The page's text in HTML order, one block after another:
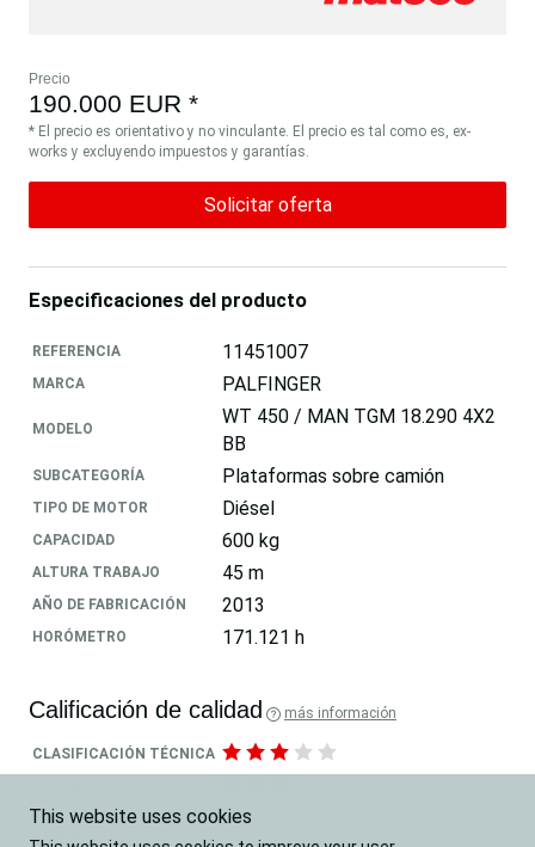
Precio
190.000 EUR *
* El precio es orientativo y no vinculante. El precio es tal como es, ex-
works y excluyendo impuestos y garantías.
Solicitar oferta
Especificaciones del producto
REFERENCIA 11451007
MARCA PALFINGER
MODELO
WT 450 / MAN TGM 18.290 4X2
BB
SUBCATEGORÍA Plataformas sobre camión
TIPO DE MOTOR Diésel
CAPACIDAD 600 kg
ALTURA TRABAJO 45 m
AÑO DE FABRICACIÓN 2013
HORÓMETRO 171.121 h
Calificación de calidad más información
CLASIFICACIÓN TÉCNICA
Ubicación
This website uses cookies